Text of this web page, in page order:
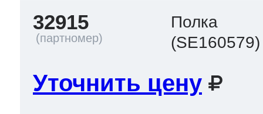
32915
Полка
(SE160579)
Уточнить цену